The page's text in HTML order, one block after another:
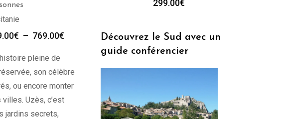
€ – 769.00€ 299.00€
pleine de
son célèbre
ou encore monter
Uzès, c’est
jardins secrets,
299.00€
Découvrez le Sud avec un
guide conférencier